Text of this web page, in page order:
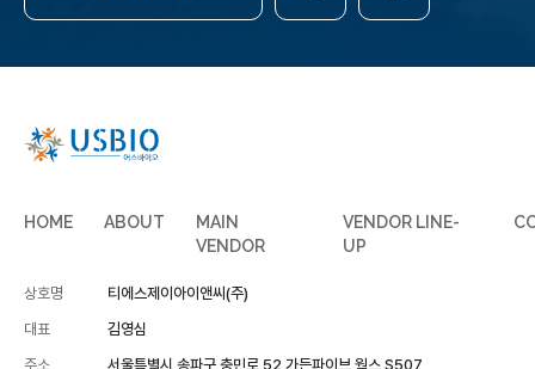
HOME ABOUT
MAIN
VENDOR
VENDOR LINE-
UP
상호명
티에스제이아이앤씨(주)
대표
김영심
주소
서울특별시 송파구 충민로 52 가든파이브 웍스 S507